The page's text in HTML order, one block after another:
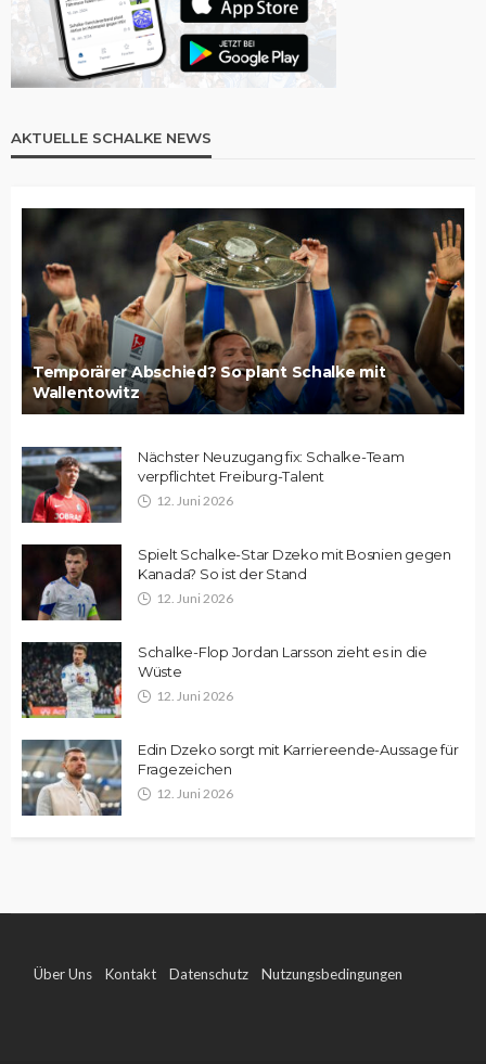
AKTUELLE SCHALKE NEWS
Temporärer Abschied? So plant Schalke mit
Wallentowitz
Nächster Neuzugang fix: Schalke-Team
verpflichtet Freiburg-Talent
12. Juni 2026
Spielt Schalke-Star Dzeko mit Bosnien gegen
Kanada? So ist der Stand
12. Juni 2026
Schalke-Flop Jordan Larsson zieht es in die
Wüste
12. Juni 2026
Edin Dzeko sorgt mit Karriereende-Aussage für
Fragezeichen
12. Juni 2026
Über Uns Kontakt Datenschutz Nutzungsbedingungen